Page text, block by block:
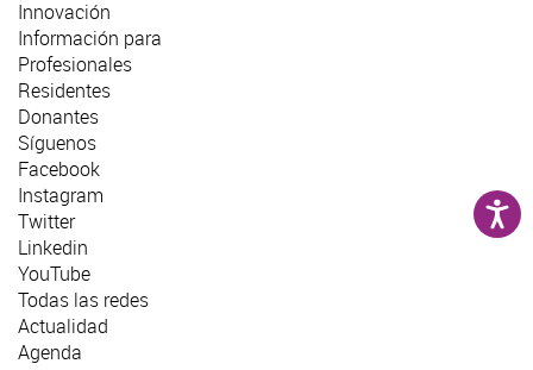
Innovación
Información para
Profesionales
Residentes
Donantes
Síguenos
Facebook
Instagram
Twitter
Linkedin
YouTube
Todas las redes
Actualidad
Agenda